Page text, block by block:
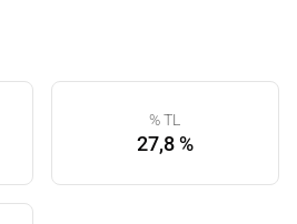
% TL
27,8 %